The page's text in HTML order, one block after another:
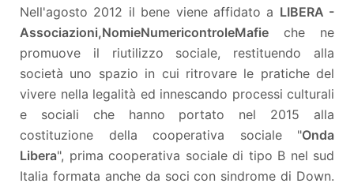
Nell'agosto 2012 il bene viene affidato a LIBERA -
Associazioni,NomieNumericontroleMafie che ne
promuove il riutilizzo sociale, restituendo alla
società uno spazio in cui ritrovare le pratiche del
vivere nella legalità ed innescando processi culturali
e sociali che hanno portato nel 2015 alla
costituzione della cooperativa sociale "Onda
Libera", prima cooperativa sociale di tipo B nel sud
Italia formata anche da soci con sindrome di Down.